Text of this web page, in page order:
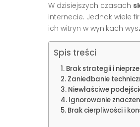
W dzisiejszych czasach
internecie. Jednak wiele
ich witryn w wynikach
Spis treści
Brak strategii i
Zaniedbanie
Niewłaściwe
Ignorowanie
Brak cierpliwości i